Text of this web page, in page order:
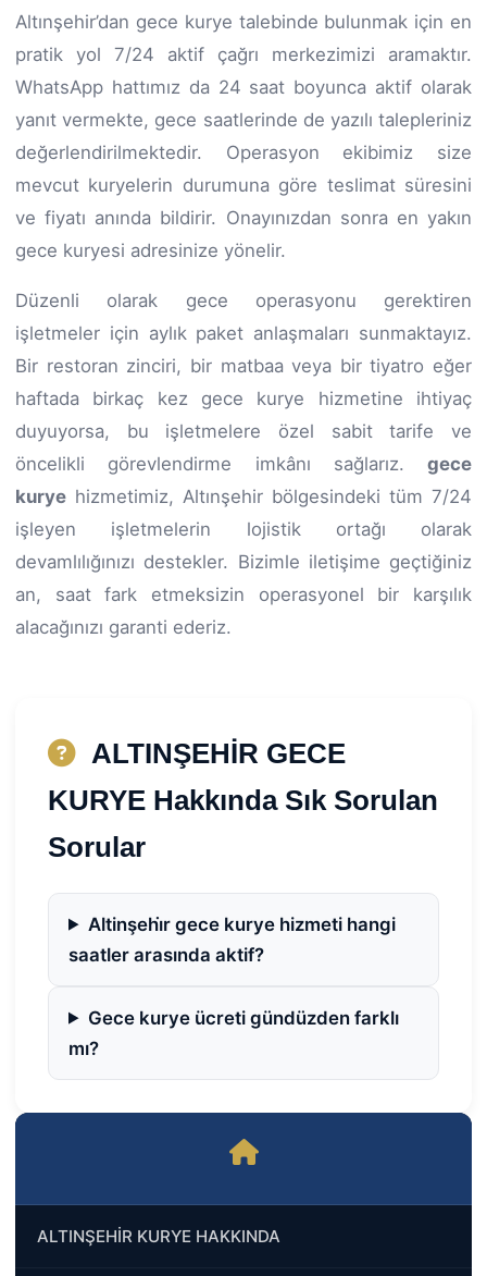
ALTINŞEHİR KURYE HAKKINDA
Altınşehir’dan gece kurye talebinde bulunmak için en
pratik yol 7/24 aktif çağrı merkezimizi aramaktır.
WhatsApp hattımız da 24 saat boyunca aktif olarak
yanıt vermekte, gece saatlerinde de yazılı talepleriniz
değerlendirilmektedir. Operasyon ekibimiz size
mevcut kuryelerin durumuna göre teslimat süresini
ve fiyatı anında bildirir. Onayınızdan sonra en yakın
gece kuryesi adresinize yönelir.
Düzenli olarak gece operasyonu gerektiren
işletmeler için aylık paket anlaşmaları sunmaktayız.
Bir restoran zinciri, bir matbaa veya bir tiyatro eğer
haftada birkaç kez gece kurye hizmetine ihtiyaç
duyuyorsa, bu işletmelere özel sabit tarife ve
öncelikli görevlendirme imkânı sağlarız. gece
kurye hizmetimiz, Altınşehir bölgesindeki tüm 7/24
işleyen işletmelerin lojistik ortağı olarak
devamlılığınızı destekler. Bizimle iletişime geçtiğiniz
an, saat fark etmeksizin operasyonel bir karşılık
alacağınızı garanti ederiz.
ALTINŞEHİR GECE
KURYE Hakkında Sık Sorulan
Sorular
Altinşehi̇r gece kurye hizmeti hangi
saatler arasında aktif?
Gece kurye ücreti gündüzden farklı
mı?